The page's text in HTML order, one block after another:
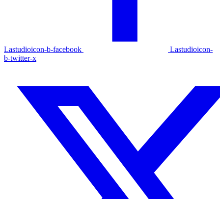
Lastudioicon-b-facebook
Lastudioicon-
b-twitter-x